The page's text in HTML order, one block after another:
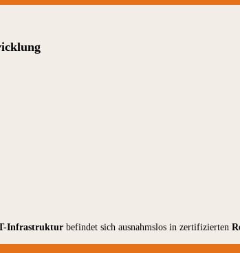
Infrastruktur befindet sich ausnahmslos in zertifizierten